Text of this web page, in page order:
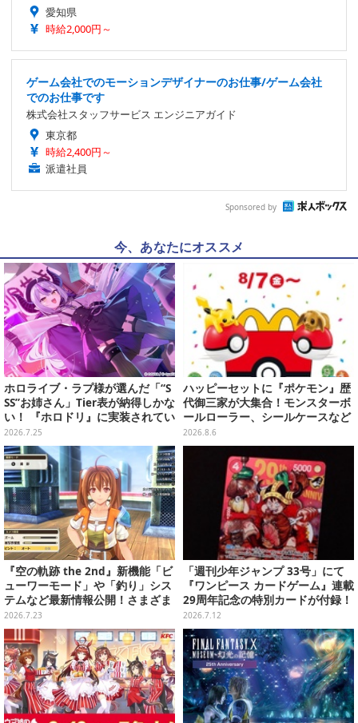
愛知県
時給2,000円～
ゲーム会社でのモーションデザイナーのお仕事/ゲーム会社
でのお仕事です
株式会社スタッフサービス エンジニアガイド
東京都
時給2,400円～
派遣社員
Sponsored by
今、あなたにオススメ
ホロライブ・ラプ様が選んだ「“S
SS”お姉さん」Tier表が納得しかな
い！ 『ホロドリ』に実装されてい
るお姉さんイラストを振り返り
2026.7.25
ハッピーセットに『ポケモン』歴
代御三家が大集合！モンスターボ
ールローラー、シールケースなど
全12種
2026.8.6
『空の軌跡 the 2nd』新機能「ビ
ューワーモード」や「釣り」シス
テムなど最新情報公開！さまざま
なシチュエーションで鑑賞＆撮影
可能
2026.7.23
「週刊少年ジャンプ 33号」にて
『ワンピース カードゲーム』連載
29周年記念の特別カードが付録！
応募者全員サービスで“豪華版”も
手に入る
2026.7.12